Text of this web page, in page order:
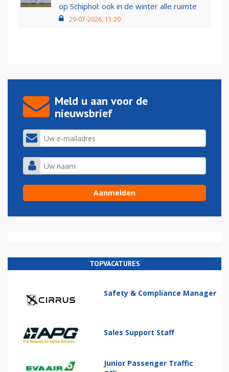
op Schiphol: ook in de winter alle ruimte
29-07-2026, 11:20
Meld u aan voor de
nieuwsbrief
TOPVACATURES
Safety & Compliance Manager
Sales Support Staff
Junior Passenger Traffic